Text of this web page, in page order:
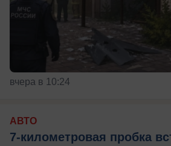
вчера в 10:24
АВТО
7-километровая пробка